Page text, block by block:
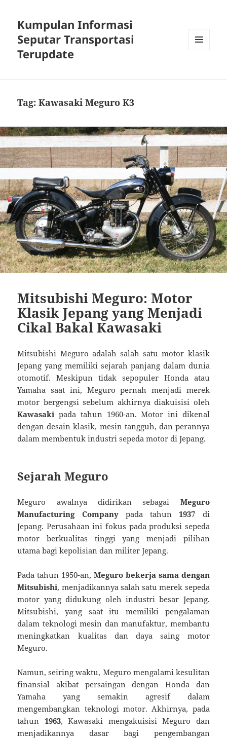
Kumpulan Informasi
Seputar Transportasi
Terupdate
Tag:Kawasaki Meguro K3
Mitsubishi Meguro: Motor
Klasik Jepang yang Menjadi
Cikal Bakal Kawasaki
Mitsubishi Meguro adalah salah satu motor klasik
Jepang yang memiliki sejarah panjang dalam dunia
otomotif. Meskipun tidak sepopuler Honda atau
Yamaha saat ini, Meguro pernah menjadi merek
motor bergengsi sebelum akhirnya diakuisisi oleh
Kawasaki pada tahun 1960-an. Motor ini dikenal
dengan desain klasik, mesin tangguh, dan perannya
dalam membentuk industri sepeda motor di Jepang.
Sejarah Meguro
Meguro awalnya didirikan sebagai Meguro
Manufacturing Companypada tahun1937 di
Jepang. Perusahaan ini fokus pada produksi sepeda
motor berkualitas tinggi yang menjadi pilihan
utama bagi kepolisian dan militer Jepang.
Pada tahun 1950-an, Meguro bekerja sama dengan
Mitsubishi, menjadikannya salah satu merek sepeda
motor yang didukung oleh industri besar Jepang.
Mitsubishi, yang saat itu memiliki pengalaman
dalam teknologi mesin dan manufaktur, membantu
meningkatkan kualitas dan daya saing motor
Meguro.
Namun, seiring waktu, Meguro mengalami kesulitan
finansial akibat persaingan dengan Honda dan
Yamaha yang semakin agresif dalam
mengembangkan teknologi motor. Akhirnya, pada
tahun 1963, Kawasaki mengakuisisi Meguro dan
menjadikannya dasar bagi pengembangan